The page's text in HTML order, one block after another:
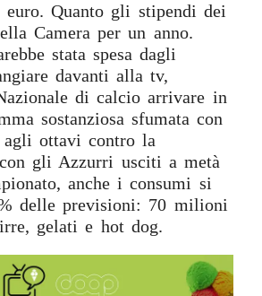
Quanto gli stipendi dei
Camera per un anno.
stata spesa dagli
davanti alla tv,
di calcio arrivare in
sostanziosa sfumata con
agli ottavi contro la
gli Azzurri usciti a metà
anche i consumi si
delle previsioni: 70 milioni
gelati e hot dog.